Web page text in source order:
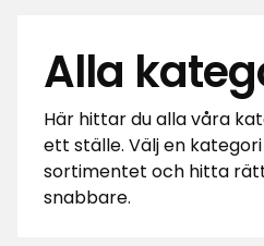
Alla
Här hittar du alla våra
ett ställe. Välj en
sortimentet och hitta
snabbare.